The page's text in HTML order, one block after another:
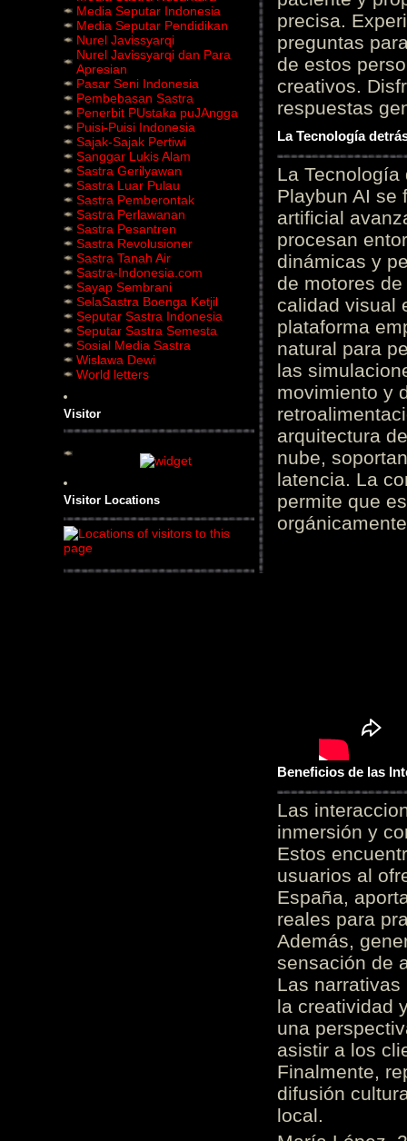
Media Seputar Indonesia
Media Seputar Pendidikan
Nurel Javissyarqi
Nurel Javissyarqi dan Para
Apresian
Pasar Seni Indonesia
Pembebasan Sastra
Penerbit PUstaka puJAngga
Puisi-Puisi Indonesia
Sajak-Sajak Pertiwi
Sanggar Lukis Alam
Sastra Gerilyawan
Sastra Luar Pulau
Sastra Pemberontak
Sastra Perlawanan
Sastra Pesantren
Sastra Revolusioner
Sastra Tanah Air
Sastra-Indonesia.com
Sayap Sembrani
SelaSastra Boenga Ketjil
Seputar Sastra Indonesia
Seputar Sastra Semesta
Sosial Media Sastra
Wislawa Dewi
World letters
Visitor
Visitor Locations
precisa.
preguntas
de estos
creativos.
respuestas
La Tecnología
La
Playbun AI se
artificial
procesan
dinámicas y
de motores
calidad visual
plataforma
natural para
las
movimiento y
arquitectura
nube,
latencia. La
permite que
Beneficios de las
Las
inmersión y
Estos
usuarios al
España,
reales para
Además,
sensación de
Las
la creatividad
una
asistir a los
Finalmente,
difusión
local.